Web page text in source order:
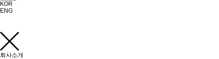
KOR
ENG
회사소개